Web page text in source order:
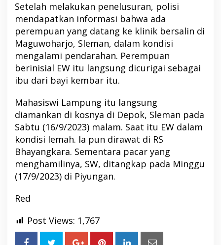
Setelah melakukan penelusuran, polisi
mendapatkan informasi bahwa ada
perempuan yang datang ke klinik bersalin di
Maguwoharjo, Sleman, dalam kondisi
mengalami pendarahan. Perempuan
berinisial EW itu langsung dicurigai sebagai
ibu dari bayi kembar itu.
Mahasiswi Lampung itu langsung
diamankan di kosnya di Depok, Sleman pada
Sabtu (16/9/2023) malam. Saat itu EW dalam
kondisi lemah. Ia pun dirawat di RS
Bhayangkara. Sementara pacar yang
menghamilinya, SW, ditangkap pada Minggu
(17/9/2023) di Piyungan.
Red
Post Views: 1,767